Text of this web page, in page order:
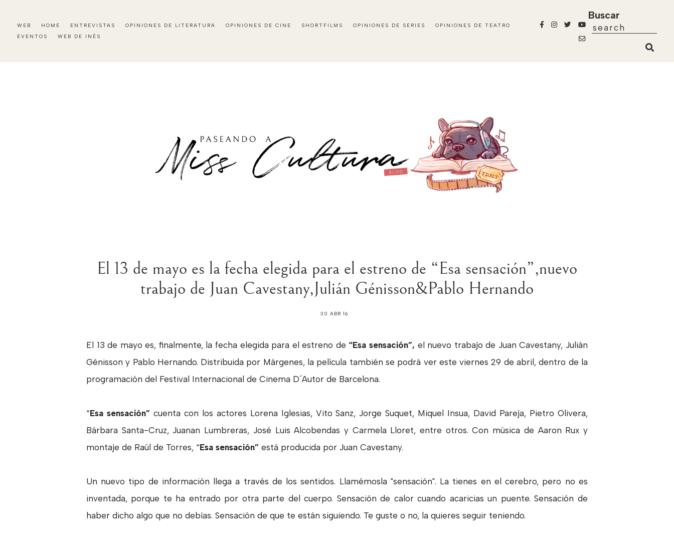
WEB HOME ENTREVISTAS OPINIONES DE LITERATURA OPINIONES DE CINE SHORTFILMS OPINIONES DE SERIES
OPINIONES DE TEATRO
EVENTOS
WEB DE INÉS
Buscar
El 13 de mayo es la fecha elegida para el estreno de “Esa sensación”,nuevo
trabajo de Juan Cavestany,Julián Génisson&Pablo Hernando
30 ABR 16
El 13 de mayo es, finalmente, la fecha elegida para el estreno de “Esa sensación”, el nuevo trabajo de Juan Cavestany, Julián
Génisson y Pablo Hernando. Distribuida por Márgenes, la película también se podrá ver este viernes 29 de abril, dentro de la
programación del Festival Internacional de Cinema D´Autor de Barcelona.
“Esa sensación”cuenta con los actores Lorena Iglesias, Vito Sanz, Jorge Suquet, Miquel Insua, David Pareja, Pietro Olivera,
Bárbara Santa-Cruz, Juanan Lumbreras, José Luis Alcobendas y Carmela Lloret, entre otros. Con música de Aaron Rux y
montaje de Raúl de Torres, “Esa sensación”está producida por Juan Cavestany.
Un nuevo tipo de información llega a través de los sentidos. Llamémosla "sensación". La tienes en el cerebro, pero no es
inventada, porque te ha entrado por otra parte del cuerpo. Sensación de calor cuando acaricias un puente. Sensación de
haber dicho algo que no debías. Sensación de que te están siguiendo. Te guste o no, la quieres seguir teniendo.